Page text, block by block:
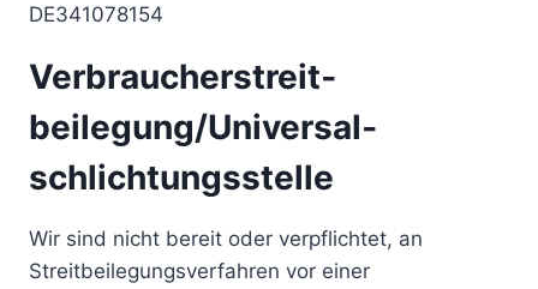
DE341078154
Verbraucher­streit­
beilegung/Universal­
schlichtungs­stelle
Wir sind nicht bereit oder verpflichtet, an
Streitbeilegungsverfahren vor einer